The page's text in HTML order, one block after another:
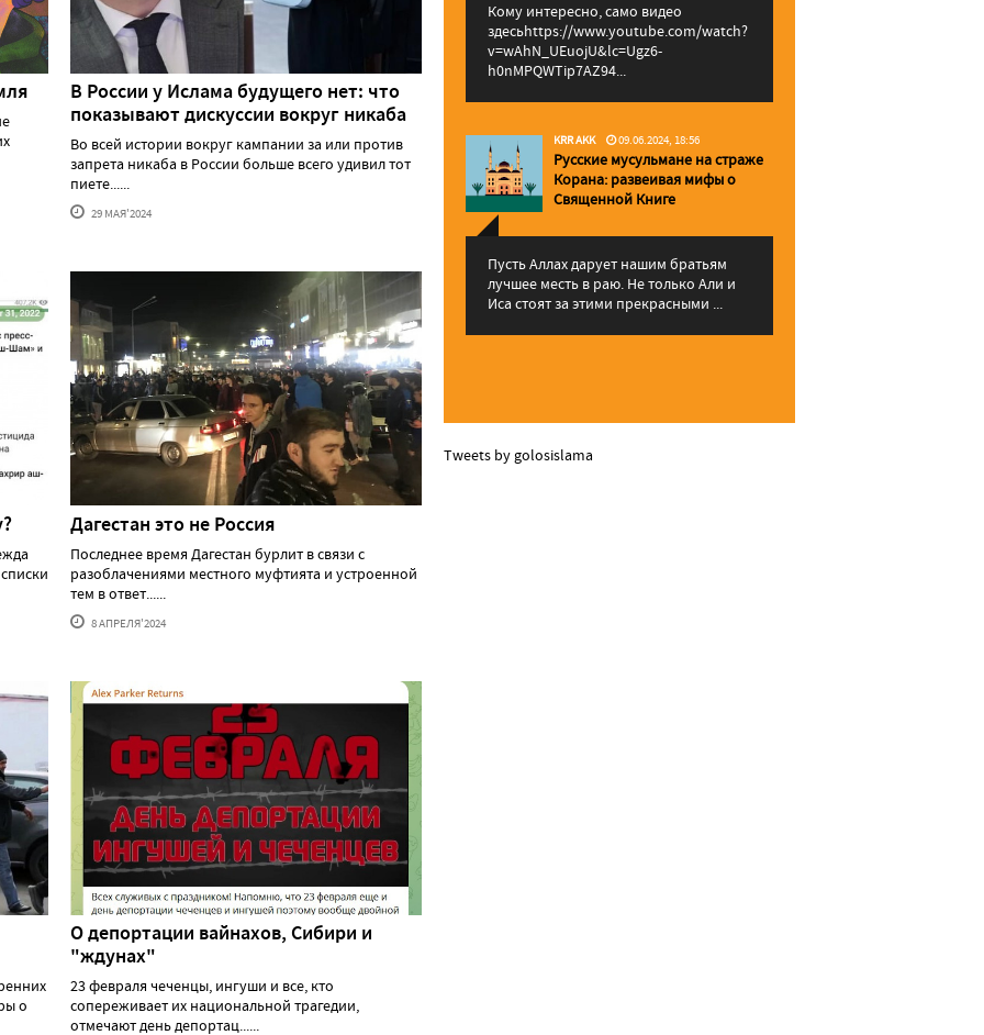
В России у Ислама будущего нет: что
показывают дискуссии вокруг никаба
Во всей истории вокруг кампании за или против
запрета никаба в России больше всего удивил тот
пиете......
29 МАЯ'2024
Дагестан это не Россия
Последнее время Дагестан бурлит в связи с
разоблачениями местного муфтията и устроенной
тем в ответ......
8 АПРЕЛЯ'2024
о
О депортации вайнахов, Сибири и
"ждунах"
23 февраля чеченцы, ингуши и все, кто
сопереживает их национальной трагедии,
отмечают день депортац......
Кому интересно, само видео
здесьhttps://www.youtube.com/watch?
v=wAhN_UEuojU&lc=Ugz6-
h0nMPQWTip7AZ94...
KRR AKK 09.06.2024, 18:56
Русские мусульмане на страже
Корана: pазвеивая мифы о
Священной Книге
Пусть Аллах дарует нашим братьям
лучшее месть в раю. Не только Али и
Иса стоят за этими прекрасными ...
Tweets by golosislama